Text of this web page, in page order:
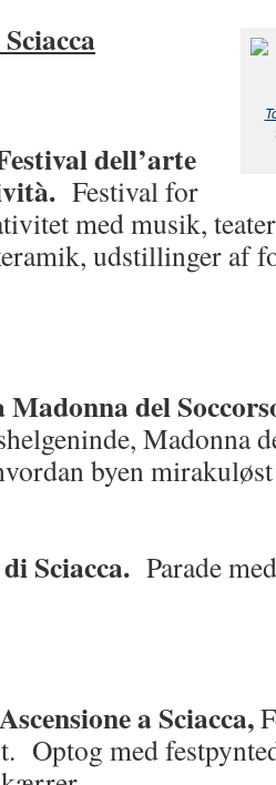
dell’arte
Festival for
med musik,
udstillinger af
Madonna del
Madonna
byen
Sciacca. Parade
a Sciacca,
Optog med